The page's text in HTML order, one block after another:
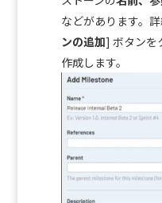
などがあります。
ンの追加] ボタンを
作成します。